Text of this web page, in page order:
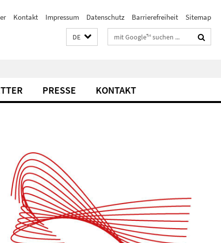
Kontakt Impressum Datenschutz Barrierefreiheit Sitemap
DE Suchbegriffe
PRESSE KONTAKT